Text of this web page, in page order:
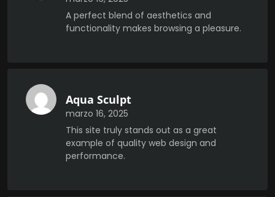
A perfect blend of aesthetics and
functionality makes browsing a pleasure.
Aqua Sculpt
marzo 16, 2025
This site truly stands out as a great
example of quality web design and
performance.